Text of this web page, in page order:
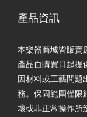
產品資訊
本樂器商城皆販賣
產品自購買日起提
因材料或工藝問題
務。保固範圍僅限
壞或非正常操作所